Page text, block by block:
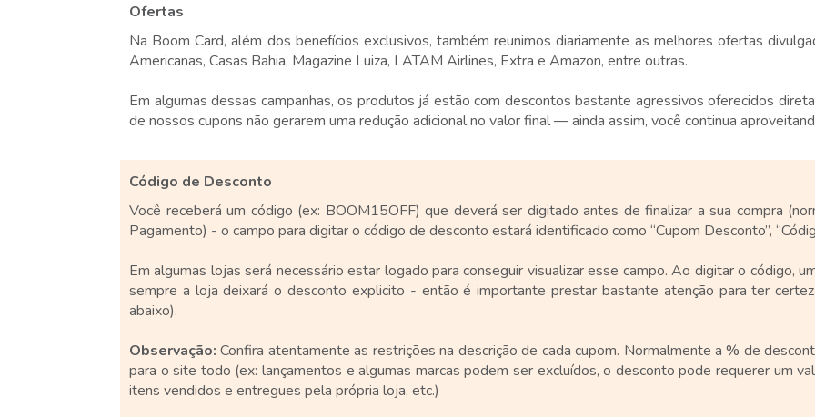
Ofertas
Na Boom Card, além dos benefícios exclusivos, também reunimos diariamente as melhores ofertas
Americanas, Casas Bahia, Magazine Luiza, LATAM Airlines, Extra e Amazon, entre outras.
Em algumas dessas campanhas, os produtos já estão com descontos bastante agressivos oferecidos
de nossos cupons não gerarem uma redução adicional no valor final — ainda assim, você continua
Código de Desconto
Você receberá um código (ex: BOOM15OFF) que deverá ser digitado antes de finalizar a sua compra
Pagamento) - o campo para digitar o código de desconto estará identificado como “Cupom Desconto”,
Em algumas lojas será necessário estar logado para conseguir visualizar esse campo. Ao digitar o código,
sempre a loja deixará o desconto explicito - então é importante prestar bastante atenção para ter
abaixo).
Observação: Confira atentamente as restrições na descrição de cada cupom. Normalmente a % de
para o site todo (ex: lançamentos e algumas marcas podem ser excluídos, o desconto pode requerer um
itens vendidos e entregues pela própria loja, etc.)